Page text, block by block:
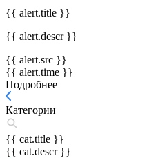
{{ alert.title }}
{{ alert.descr }}
{{ alert.src }}
{{ alert.time }}
Подробнее
Категории
{{ cat.title }}
{{ cat.descr }}